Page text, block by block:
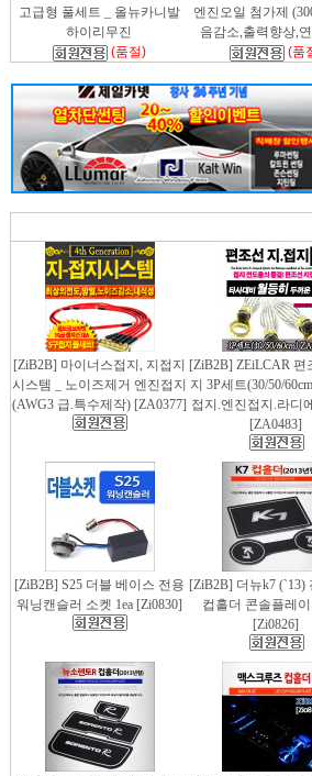
고급형 풀세트 _ 올뉴카니발
하이리무진
(품절)
엔진오일 첨가제
음감소,출력향상,
(품
[ZiB2B] 마이너스접지, 지접지
시스템 _ 노이즈제거 엔진접지
(AWG3 급.특수제작) [ZA0377]
[ZiB2B] ZEiLCAR 편
지 3P세트(30/50/
접지.엔진접지.라디
[ZA0483]
[ZiB2B] S25 더블 베이스 전용
워닝캔슬러 소켓 1ea [Zi0830]
[ZiB2B] 더뉴k7 (`13)
컵홀더 콘솔플레
[Zi0826]